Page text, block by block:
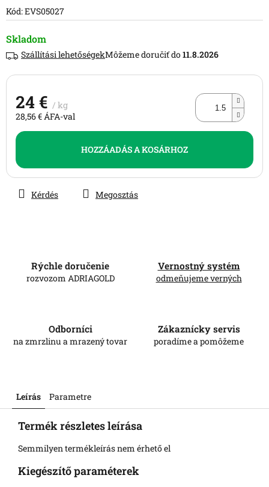
Kód:EVS05027
Skladom
11.8.2026
Szállítási lehetőségek
24 € / kg
28,56 € ÁFA-val
Egységár:
HOZZÁADÁS A KOSÁRHOZ
Kérdés Megosztás
Rýchle doručenie
rozvozom ADRIAGOLD
Vernostný systém
odmeňujeme verných
Odborníci
na zmrzlinu a mrazený tovar
Zákaznícky servis
poradíme a pomôžeme
átlagos
értékelése
5-
ből
0,0
Leírás Parametre
Termék részletes leírása
Semmilyen termékleírás nem érhető el
Kiegészítő paraméterek